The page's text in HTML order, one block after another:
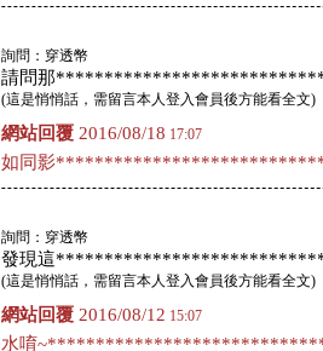
詢問 ：穿透幣
請問那
(這是悄悄話，需留言本人登入會員後方能看全文)
網站回覆 2016/08/18 17:07
如同影
詢問 ：穿透幣
發現這
(這是悄悄話，需留言本人登入會員後方能看全文)
網站回覆 2016/08/12 15:07
水唷